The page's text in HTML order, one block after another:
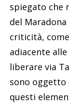
spiegato che
del
criticità,
adiacente
liberare via
sono oggetto
questi